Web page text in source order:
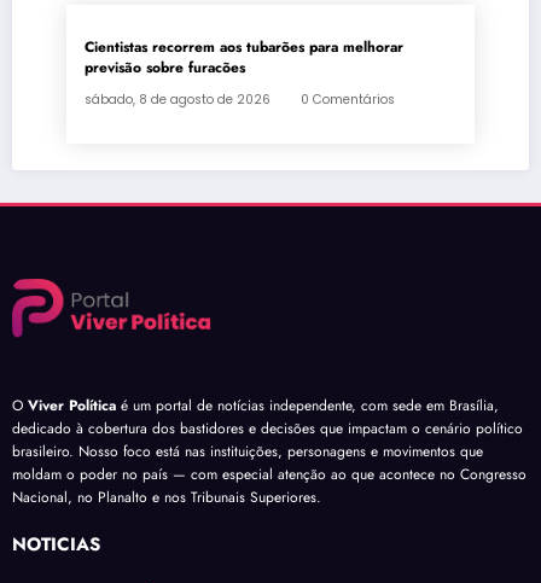
Cientistas recorrem aos tubarões para melhorar
previsão sobre furacões
sábado, 8 de agosto de 2026 0 Comentários
O Viver Política é um portal de notícias independente, com sede em Brasília,
dedicado à cobertura dos bastidores e decisões que impactam o cenário político
brasileiro. Nosso foco está nas instituições, personagens e movimentos que
moldam o poder no país — com especial atenção ao que acontece no Congresso
Nacional, no Planalto e nos Tribunais Superiores.
NOTÍCIAS